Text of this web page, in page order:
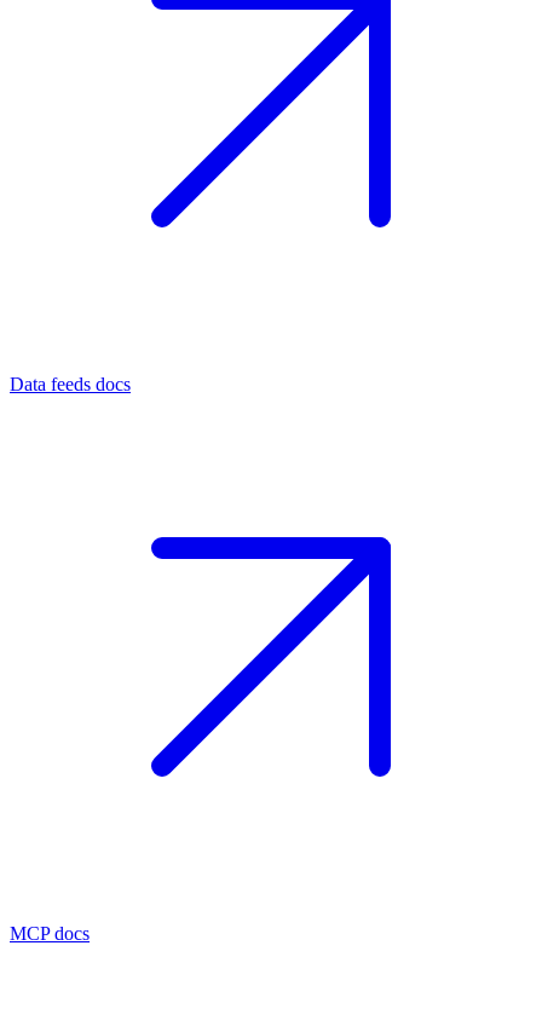
Data feeds docs
MCP docs